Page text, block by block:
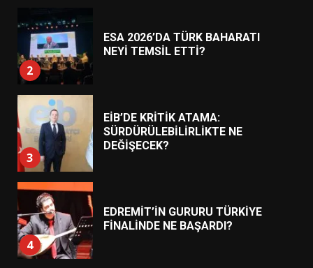
2
ESA 2026’DA TÜRK BAHARATI
NEYİ TEMSİL ETTİ?
3
EİB’DE KRİTİK ATAMA:
SÜRDÜRÜLEBİLİRLİKTE NE
DEĞİŞECEK?
4
EDREMİT’İN GURURU TÜRKİYE
FİNALİNDE NE BAŞARDI?